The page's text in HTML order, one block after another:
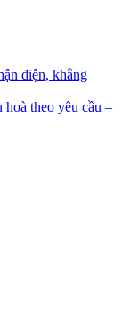
diện, khẳng
theo yêu cầu –